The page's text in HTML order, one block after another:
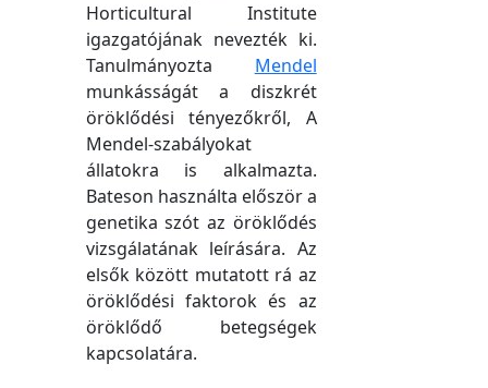
Horticultural Institute
igazgatójának nevezték ki.
Tanulmányozta Mendel
munkásságát a diszkrét
öröklődési tényezőkről, A
Mendel-szabályokat
állatokra is alkalmazta.
Bateson használta először a
genetika szót az öröklődés
vizsgálatának leírására. Az
elsők között mutatott rá az
öröklődési faktorok és az
öröklődő betegségek
kapcsolatára.